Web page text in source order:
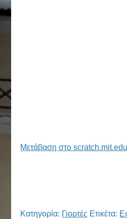
Μετάβαση στο scratch.mit.edu
Kατηγορία: Γιορτές Ετικέτα: